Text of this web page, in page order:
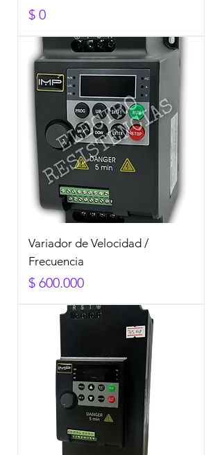
Precio
$ 0
Variador de Velocidad /
Frecuencia
Precio
$ 600.000